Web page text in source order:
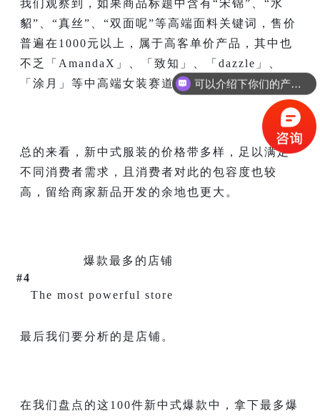
我们观察到，如果商品标题中含有“宋锦”、“水
貂”、“真丝”、“双面呢”等高端面料关键词，售价
普遍在1000元以上，属于高客单价产品，其中也
不乏「AmandaX」、「致知」、「dazzle」、
「涂月」等中高端女装赛道的资深商家。
总的来看，新中式服装的价格带多样，足以满足
不同消费者需求，且消费者对此的包容度也较
高，留给商家新品开发的余地也更大。
#4
爆款最多的店铺
The most powerful store
最后我们要分析的是店铺。
在我们盘点的这100件新中式爆款中，拿下最多爆
你们是怎么收费的呢？